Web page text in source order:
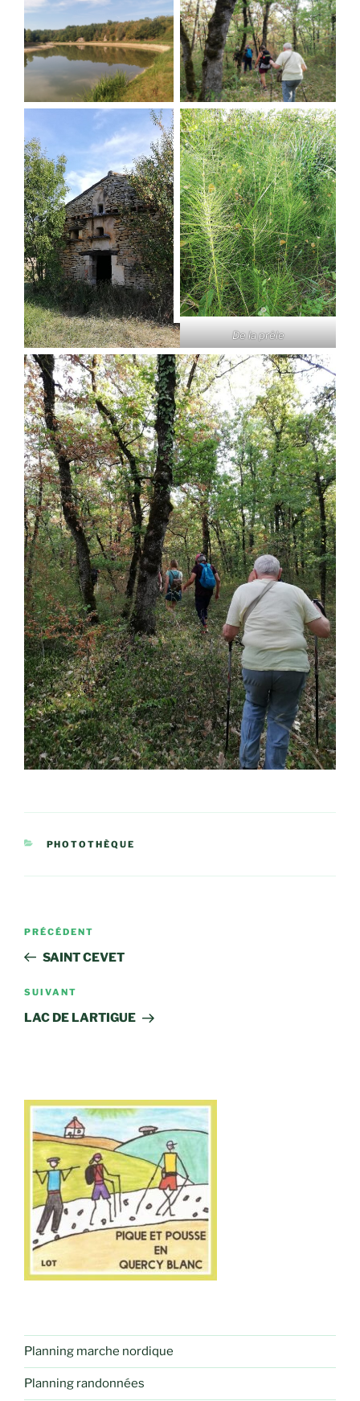
De la prêle
CATÉGORIES
PHOTOTHÈQUE
Navigation
l’article
Article
précédent
PRÉCÉDENT
SAINT CEVET
Article
suivant
SUIVANT
LAC DE LARTIGUE
Planning marche nordique
Planning randonnées